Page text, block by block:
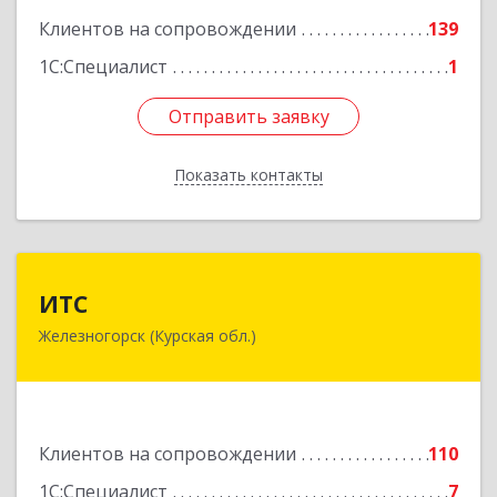
Клиентов на сопровождении
139
1С:Специалист
1
Отправить заявку
Показать контакты
Отправить заявку
Назад
ИТС
Железногорск (Курская обл.)
Клиентов на сопровождении
110
1С:Специалист
7
307178, Курская обл, Железногорск г,